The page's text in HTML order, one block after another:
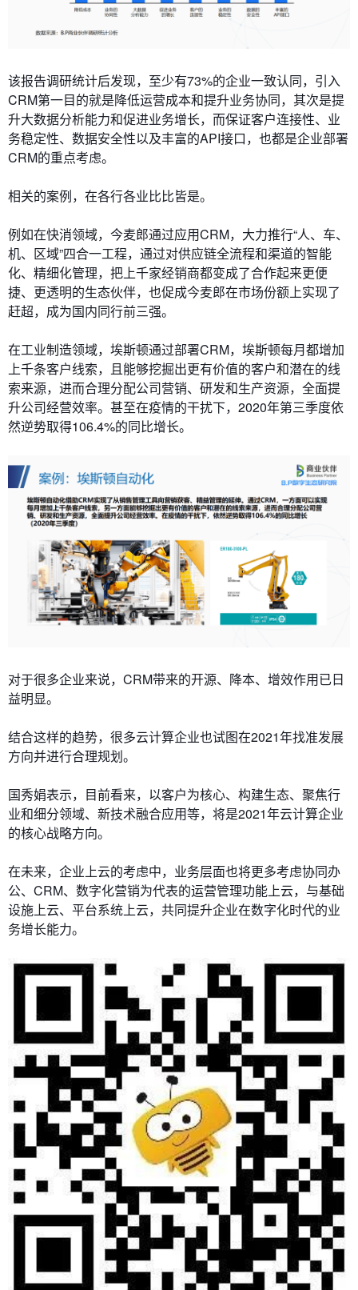
该报告调研统计后发现，至少有73%的企业一致认同，引入
CRM第一目的就是降低运营成本和提升业务协同，其次是提
升大数据分析能力和促进业务增长，而保证客户连接性、业
务稳定性、数据安全性以及丰富的API接口，也都是企业部署
CRM的重点考虑。
相关的案例，在各行各业比比皆是。
例如在快消领域，今麦郎通过应用CRM，大力推行“人、车、
机、区域”四合一工程，通过对供应链全流程和渠道的智能
化、精细化管理，把上千家经销商都变成了合作起来更便
捷、更透明的生态伙伴，也促成今麦郎在市场份额上实现了
赶超，成为国内同行前三强。
在工业制造领域，埃斯顿通过部署CRM，埃斯顿每月都增加
上千条客户线索，且能够挖掘出更有价值的客户和潜在的线
索来源，进而合理分配公司营销、研发和生产资源，全面提
升公司经营效率。甚至在疫情的干扰下，2020年第三季度依
然逆势取得106.4%的同比增长。
对于很多企业来说，CRM带来的开源、降本、增效作用已日
益明显。
结合这样的趋势，很多云计算企业也试图在2021年找准发展
方向并进行合理规划。
国秀娟表示，目前看来，以客户为核心、构建生态、聚焦行
业和细分领域、新技术融合应用等，将是2021年云计算企业
的核心战略方向。
在未来，企业上云的考虑中，业务层面也将更多考虑协同办
公、CRM、数字化营销为代表的运营管理功能上云，与基础
设施上云、平台系统上云，共同提升企业在数字化时代的业
务增长能力。